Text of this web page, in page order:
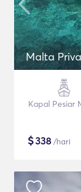
Malta
Kapal Pesiar
$338 /hari